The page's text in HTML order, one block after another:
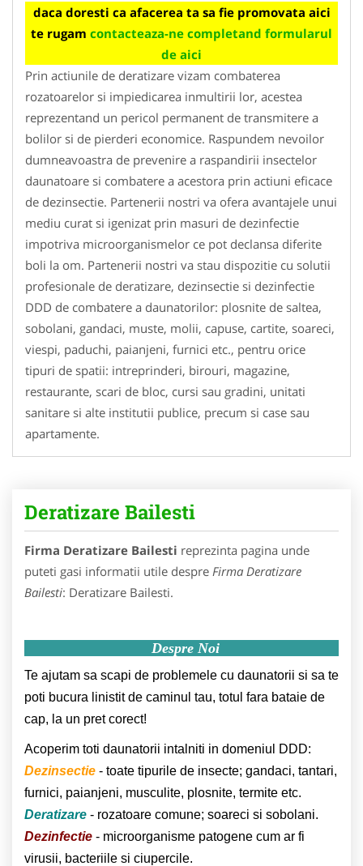
daca doresti ca afacerea ta sa fie promovata aici
te rugam contacteaza-ne completand formularul
de aici
Prin actiunile de deratizare vizam combaterea
rozatoarelor si impiedicarea inmultirii lor, acestea
reprezentand un pericol permanent de transmitere a
bolilor si de pierderi economice. Raspundem nevoilor
dumneavoastra de prevenire a raspandirii insectelor
daunatoare si combatere a acestora prin actiuni eficace
de dezinsectie. Partenerii nostri va ofera avantajele unui
mediu curat si igenizat prin masuri de dezinfectie
impotriva microorganismelor ce pot declansa diferite
boli la om. Partenerii nostri va stau dispozitie cu solutii
profesionale de deratizare, dezinsectie si dezinfectie
DDD de combatere a daunatorilor: plosnite de saltea,
sobolani, gandaci, muste, molii, capuse, cartite, soareci,
viespi, paduchi, paianjeni, furnici etc., pentru orice
tipuri de spatii: intreprinderi, birouri, magazine,
restaurante, scari de bloc, cursi sau gradini, unitati
sanitare si alte institutii publice, precum si case sau
apartamente.
Deratizare Bailesti
Firma Deratizare Bailesti reprezinta pagina unde
puteti gasi informatii utile despre Firma Deratizare
Bailesti: Deratizare Bailesti.
Despre Noi
Te ajutam sa scapi de problemele cu daunatorii si sa te
poti bucura linistit de caminul tau, totul fara bataie de
cap, la un pret corect!
Acoperim toti daunatorii intalniti in domeniul DDD:
Dezinsectie - toate tipurile de insecte; gandaci, tantari,
furnici, paianjeni, musculite, plosnite, termite etc.
Deratizare - rozatoare comune; soareci si sobolani.
Dezinfectie - microorganisme patogene cum ar fi
virusii, bacteriile si ciupercile.